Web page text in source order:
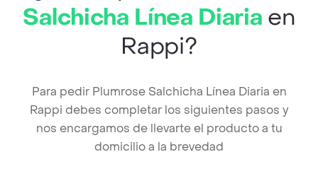
Salchicha Línea Diaria en
Rappi?
Para pedir Plumrose Salchicha Línea Diaria en
Rappi debes completar los siguientes pasos y
nos encargamos de llevarte el producto a tu
domicilio a la brevedad